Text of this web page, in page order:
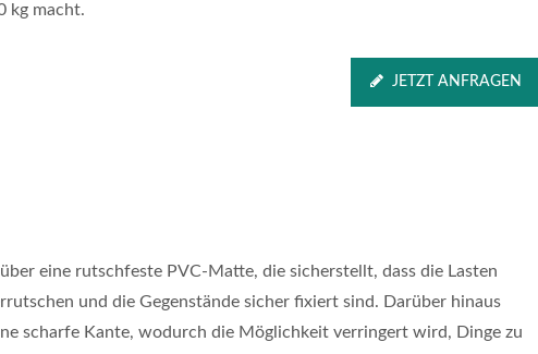
kg macht.
JETZT ANFRAGEN
eine rutschfeste PVC-Matte, die sicherstellt, dass die Lasten
und die Gegenstände sicher fixiert sind. Darüber hinaus
scharfe Kante, wodurch die Möglichkeit verringert wird, Dinge zu